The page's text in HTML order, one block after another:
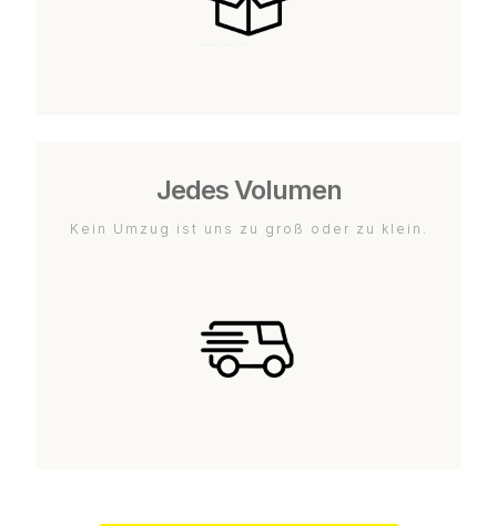
Jedes Volumen
Kein Umzug ist uns zu groß oder zu klein.